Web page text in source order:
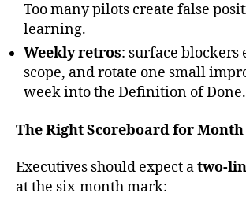
Too many pilots create false
learning.
Weekly retros: surface blockers
scope, and rotate one small
week into the Definition of Done.
The Right Scoreboard for
Executives should expect atwo-
at the six-month mark: